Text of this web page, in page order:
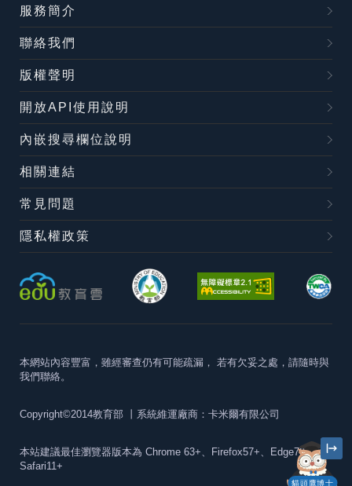
貓頭鷹博士
服務簡介
聯絡我們
版權聲明
開放API使用說明
內嵌搜尋欄位說明
相關連結
常見問題
隱私權政策
本網站內容豐富，雖經審查仍有可能疏漏， 若有欠妥之處，請隨時與
我們聯絡。
Copyright©2014教育部 丨系統維運廠商：卡米爾有限公司
本站建議最佳瀏覽器版本為 Chrome 63+、Firefox57+、Edge79+及
Safari11+